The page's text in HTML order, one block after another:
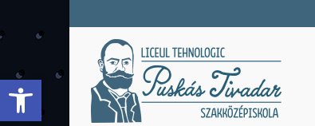
Eszköztár megnyitása